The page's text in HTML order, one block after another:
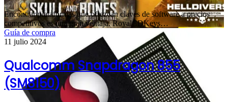
Encontrar plataformas que ofrezcan claves de software a precios
competitivos es una gran ventaja. RoyalCDKeys…
Guía de compra
11 julio 2024
Qualcomm Snapdragon 855
(SM8150)